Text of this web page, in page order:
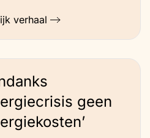
verhaal
geen